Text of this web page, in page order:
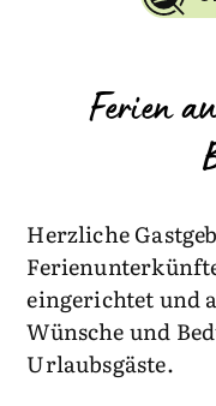
Ferien
Herzliche
eingerichtet und
Wünsche und
Urlaubsgäste.